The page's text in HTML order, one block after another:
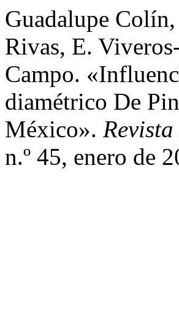
Guadalupe
Rivas, E.
Campo.
diamétrico De
México».
n.º 45, enero de